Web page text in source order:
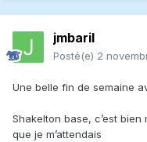
jmbaril
Posté(e) 2
Une belle fin de semaine
Shakelton base, c’est
que je m’attendais